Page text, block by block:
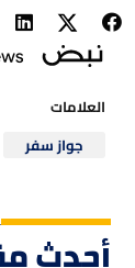
العلامات
جواز سفر
أحدث